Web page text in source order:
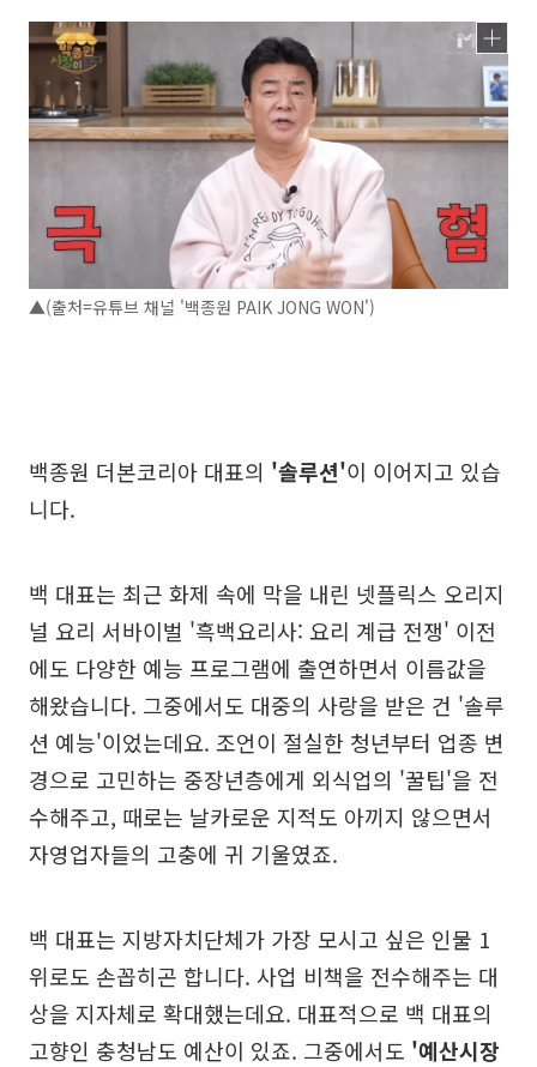
▲(출처=유튜브 채널 '백종원 PAIK JONG WON')
백종원 더본코리아 대표의 '솔루션'이 이어지고 있습
니다.
백 대표는 최근 화제 속에 막을 내린 넷플릭스 오리지
널 요리 서바이벌 '흑백요리사: 요리 계급 전쟁' 이전
에도 다양한 예능 프로그램에 출연하면서 이름값을
해왔습니다. 그중에서도 대중의 사랑을 받은 건 '솔루
션 예능'이었는데요. 조언이 절실한 청년부터 업종 변
경으로 고민하는 중장년층에게 외식업의 '꿀팁'을 전
수해주고, 때로는 날카로운 지적도 아끼지 않으면서
자영업자들의 고충에 귀 기울였죠.
백 대표는 지방자치단체가 가장 모시고 싶은 인물 1
위로도 손꼽히곤 합니다. 사업 비책을 전수해주는 대
상을 지자체로 확대했는데요. 대표적으로 백 대표의
고향인 충청남도 예산이 있죠. 그중에서도 '예산시장